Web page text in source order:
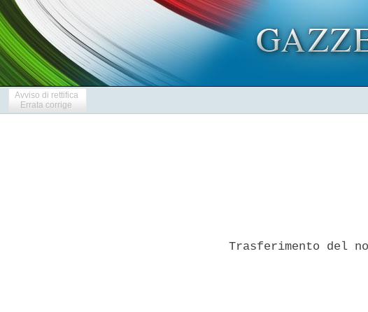
Avviso di rettifica
Errata corrige
Trasferimento del